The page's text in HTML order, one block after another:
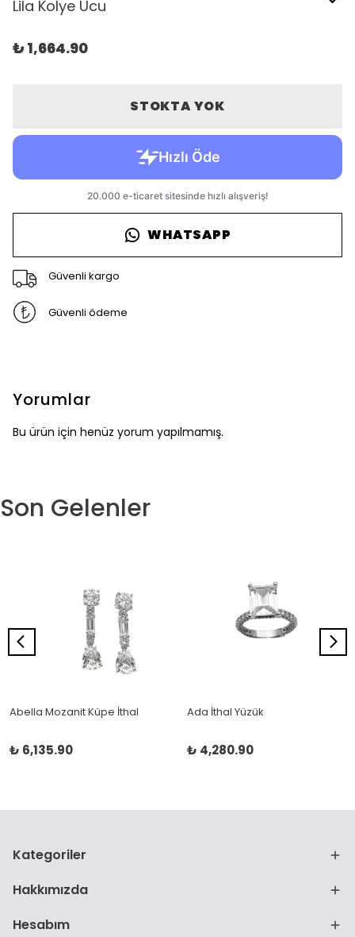
Lila Kolye Ucu
₺ 1,664.90
STOKTA YOK
WHATSAPP
Güvenli kargo
Güvenli ödeme
Yorumlar
Bu ürün için henüz yorum yapılmamış.
Son Gelenler
Abella Mozanit Küpe İthal
₺ 6,135.90
Ada İthal Yüzük
₺ 4,280.90
Kategoriler
Hakkımızda
Hesabım